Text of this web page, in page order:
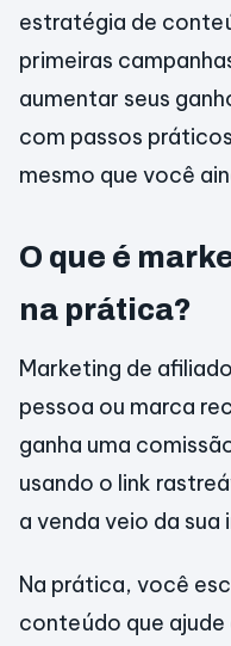
estratégia de
primeiras
aumentar seus
com passos
mesmo que você
O que é
na prática?
Marketing de
pessoa ou marca
ganha uma
usando o link
a venda veio da sua
Na prática, você
conteúdo que